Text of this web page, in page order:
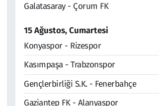
Galatasaray - Çorum FK
15 Ağustos, Cumartesi
Konyaspor - Rizespor
Kasımpaşa - Trabzonspor
Gençlerbirliği S.K. - Fenerbahçe
Gaziantep FK - Alanyaspor